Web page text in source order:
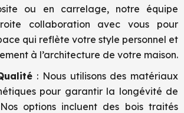
ou en carrelage, notre équipe
collaboration avec vous pour
qui reflète votre style personnel et
à l’architecture de votre maison.
: Nous utilisons des matériaux
pour garantir la longévité de
options incluent des bois traités